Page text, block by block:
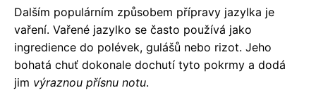
Dalším populárním způsobem přípravy jazylka je
vaření. Vařené jazylko se často používá jako
ingredience do polévek, gulášů nebo rizot. Jeho
bohatá chuť dokonale dochutí tyto pokrmy a dodá
jim výraznou přísnu notu.